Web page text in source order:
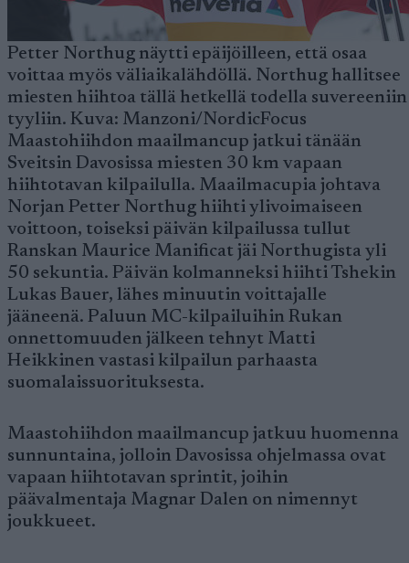
Petter Northug näytti epäijöilleen, että osaa
voittaa myös väliaikalähdöllä. Northug hallitsee
miesten hiihtoa tällä hetkellä todella suvereeniin
tyyliin. Kuva: Manzoni/NordicFocus
Maastohiihdon maailmancup jatkui tänään
Sveitsin Davosissa miesten 30 km vapaan
hiihtotavan kilpailulla. Maailmacupia johtava
Norjan Petter Northug hiihti ylivoimaiseen
voittoon, toiseksi päivän kilpailussa tullut
Ranskan Maurice Manificat jäi Northugista yli
50 sekuntia. Päivän kolmanneksi hiihti Tshekin
Lukas Bauer, lähes minuutin voittajalle
jääneenä. Paluun MC-kilpailuihin Rukan
onnettomuuden jälkeen tehnyt Matti
Heikkinen vastasi kilpailun parhaasta
suomalaissuorituksesta.
Maastohiihdon maailmancup jatkuu huomenna
sunnuntaina, jolloin Davosissa ohjelmassa ovat
vapaan hiihtotavan sprintit, joihin
päävalmentaja Magnar Dalen on nimennyt
joukkueet.